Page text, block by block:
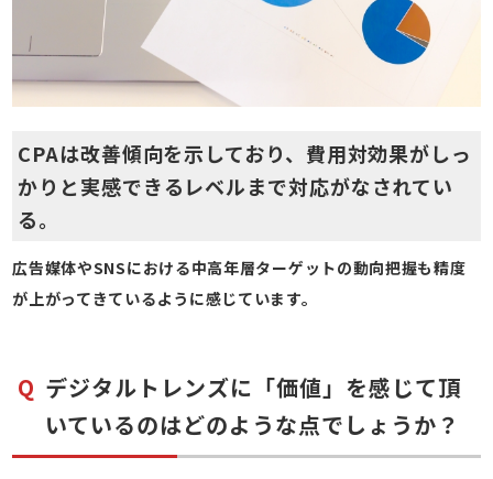
CPAは改善傾向を示しており、費用対効果がしっ
かりと実感できるレベルまで対応がなされてい
る。
広告媒体やSNSにおける中高年層ターゲットの動向把握も精度
が上がってきているように感じています。
デジタルトレンズに「価値」を感じて頂
いているのはどのような点でしょうか？